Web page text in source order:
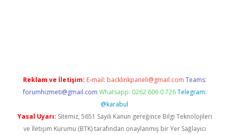
Reklam ve İletişim: E-mail: backlinkpaneli@gmail.com Teams:
forumhizmeti@gmail.com Whatsapp: 0262 606 0 726 Telegram:
@karabul
Yasal Uyarı: Sitemiz, 5651 Sayılı Kanun gereğince Bilgi Teknolojileri
ve İletişim Kurumu (BTK) tarafından onaylanmış bir Yer Sağlayıcı